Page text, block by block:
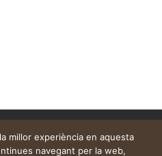
millor experiència en aquesta
navegant per la web,